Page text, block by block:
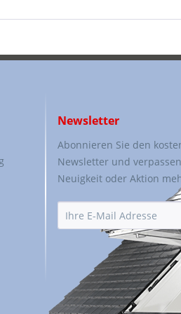
Newsletter
Abonnieren Sie den
Newsletter und
Neuigkeit oder Aktion